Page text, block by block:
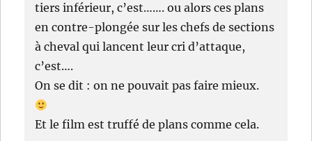
tiers inférieur, c’est……. ou alors ces plans
en contre-plongée sur les chefs de sections
à cheval qui lancent leur cri d’attaque,
c’est….
On se dit : on ne pouvait pas faire mieux.
Et le film est truffé de plans comme cela.